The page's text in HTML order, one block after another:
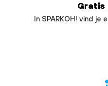
Gratis
In SPARKOH! vind je